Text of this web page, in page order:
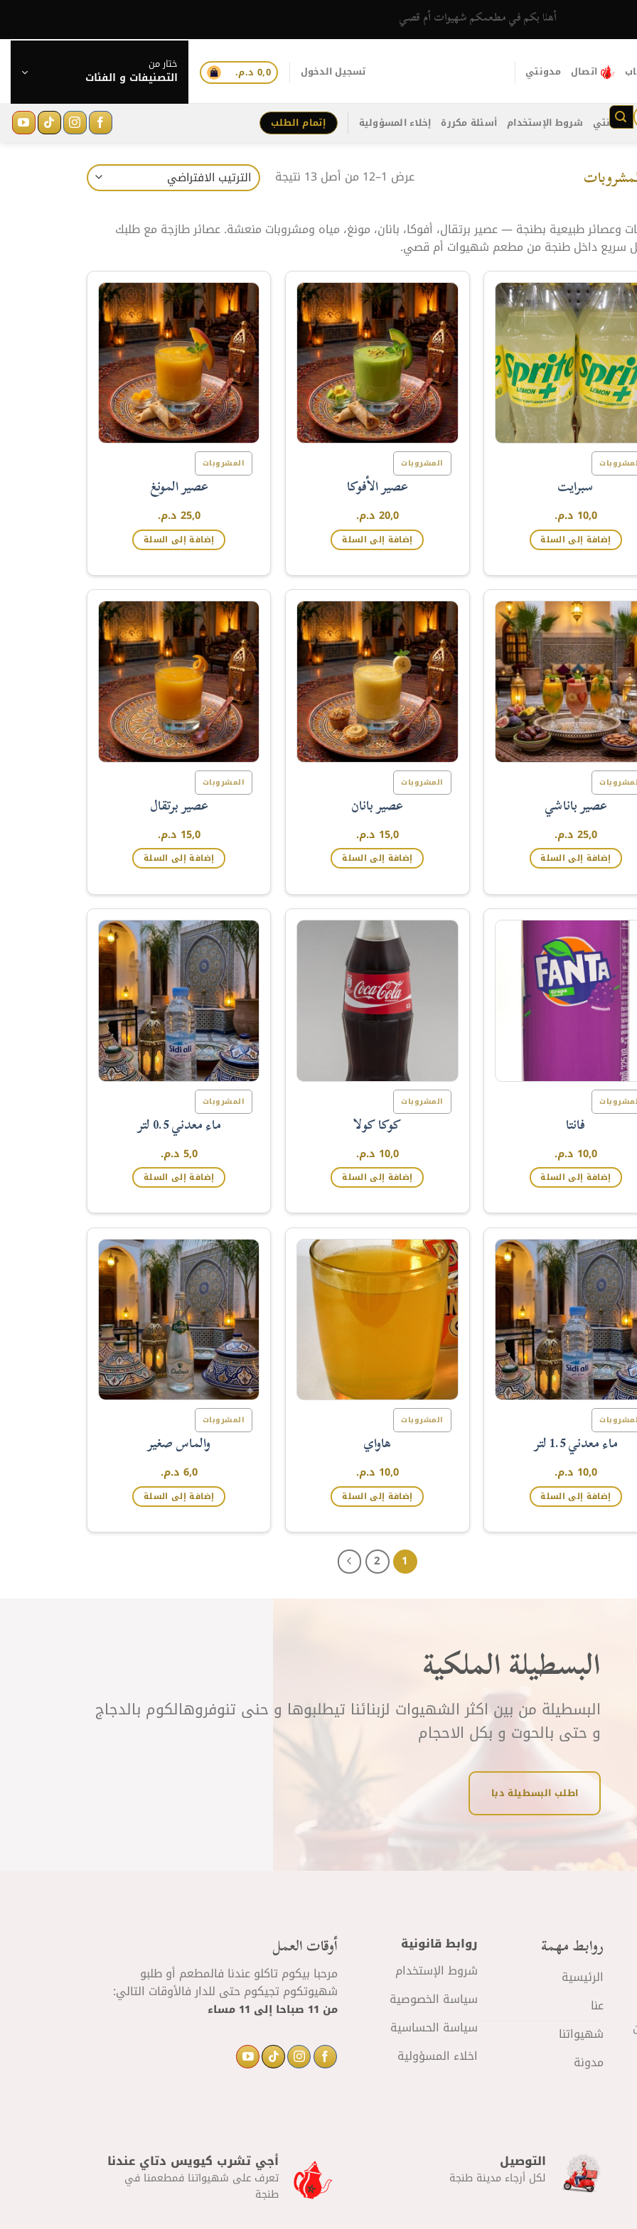
أهلا بكم في مطعمكم شهيوات أم قصي
اتصال مدونتي تسجيل الدخول 0,0 د.م. ختار من
التصنيفات و الفئات
مدونتي شروط الإستخدام أسئلة مكررة إخلاء المسؤولية إتمام الطلب
عرض 1–12 من أصل 13 نتيجة
وعصائر طبيعية بطنجة — عصير برتقال، أفوكا، بانان، مونغ، مياه ومشروبات منعشة. عصائر طازجة مع طلبك
سريع داخل طنجة من مطعم شهيوات أم قصي.
سبرايت
10,0 د.م.
إضافة إلى السلة
المشروبات
عصير الأفوكا
20,0 د.م.
إضافة إلى السلة
المشروبات
عصير المونغ
25,0 د.م.
إضافة إلى السلة
عصير باناشي
25,0 د.م.
إضافة إلى السلة
المشروبات
عصير بانان
15,0 د.م.
إضافة إلى السلة
المشروبات
عصير برتقال
15,0 د.م.
إضافة إلى السلة
فانتا
10,0 د.م.
إضافة إلى السلة
المشروبات
كوكا كولا
10,0 د.م.
إضافة إلى السلة
المشروبات
ماء معدني 0.5 لتر
5,0 د.م.
إضافة إلى السلة
ماء معدني 1.5 لتر
10,0 د.م.
إضافة إلى السلة
المشروبات
هاواي
10,0 د.م.
إضافة إلى السلة
المشروبات
والماس صغير
6,0 د.م.
إضافة إلى السلة
1
2
البسطيلة الملكية
البسطيلة من بين اكثر الشهيوات لزبنائنا تيطلبوها و حنى تنوفروهالكوم بالدجاج
و حتى بالحوت و بكل الاحجام
اطلب البسطيلة دبا
روابط مهمة
الرئيسية
عنا
شهيواتنا
مدونة
روابط قانونية
شروط الإستخدام
سياسة الخصوصية
سياسة الحساسية
اخلاء المسؤولية
أوقات العمل
مرحبا بيكوم تاكلو عندنا فالمطعم أو طلبو
شهيوتكوم تجيكوم حتى للدار فالأوقات التالي:
من 11 صباحا إلى
التوصيل
لكل أرجاء مدينة طنجة
أجي تشرب كيويس دتاي عندنا
تعرف على شهيواتنا فمطعمنا في
طنجة